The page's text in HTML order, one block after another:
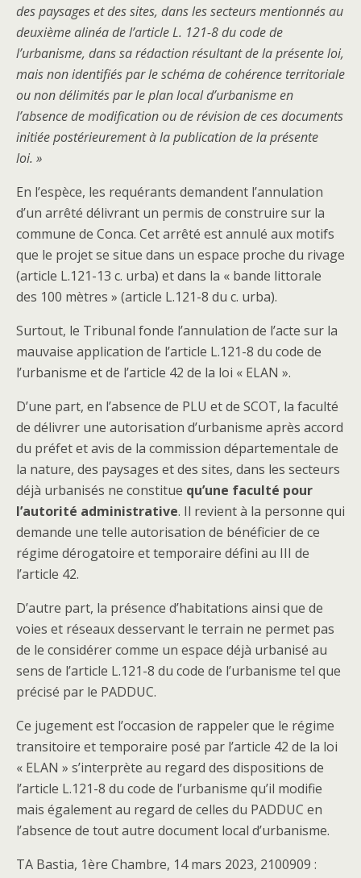
des paysages et des sites, dans les secteurs mentionnés au
deuxième alinéa de l’article L. 121-8 du code de
l’urbanisme, dans sa rédaction résultant de la présente loi,
mais non identifiés par le schéma de cohérence territoriale
ou non délimités par le plan local d’urbanisme en
l’absence de modification ou de révision de ces documents
initiée postérieurement à la publication de la présente
loi. »
En l’espèce, les requérants demandent l’annulation
d’un arrêté délivrant un permis de construire sur la
commune de Conca. Cet arrêté est annulé aux motifs
que le projet se situe dans un espace proche du rivage
(article L.121-13 c. urba) et dans la « bande littorale
des 100 mètres » (article L.121-8 du c. urba).
Surtout, le Tribunal fonde l’annulation de l’acte sur la
mauvaise application de l’article L.121-8 du code de
l’urbanisme et de l’article 42 de la loi « ELAN ».
D’une part, en l’absence de PLU et de SCOT, la faculté
de délivrer une autorisation d’urbanisme après accord
du préfet et avis de la commission départementale de
la nature, des paysages et des sites, dans les secteurs
déjà urbanisés ne constitue qu’une faculté pour
l’autorité administrative. Il revient à la personne qui
demande une telle autorisation de bénéficier de ce
régime dérogatoire et temporaire défini au III de
l’article 42.
D’autre part, la présence d’habitations ainsi que de
voies et réseaux desservant le terrain ne permet pas
de le considérer comme un espace déjà urbanisé au
sens de l’article L.121-8 du code de l’urbanisme tel que
précisé par le PADDUC.
Ce jugement est l’occasion de rappeler que le régime
transitoire et temporaire posé par l’article 42 de la loi
« ELAN » s’interprète au regard des dispositions de
l’article L.121-8 du code de l’urbanisme qu’il modifie
mais également au regard de celles du PADDUC en
l’absence de tout autre document local d’urbanisme.
TA Bastia, 1ère Chambre, 14 mars 2023, 2100909 :